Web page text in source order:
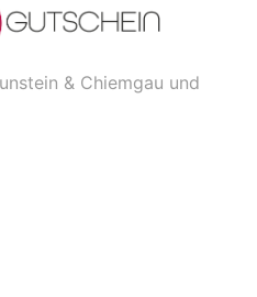
& Chiemgau und